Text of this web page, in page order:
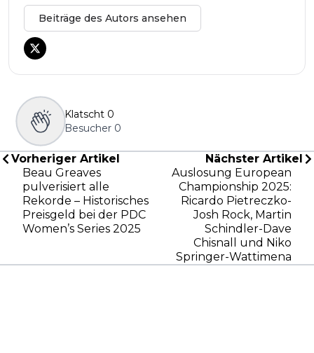
Beiträge des Autors ansehen
Klatscht 0
Besucher 0
Vorheriger Artikel
Beau Greaves
pulverisiert alle
Rekorde – Historisches
Preisgeld bei der PDC
Women’s Series 2025
Nächster Artikel
Auslosung European
Championship 2025:
Ricardo Pietreczko-
Josh Rock, Martin
Schindler-Dave
Chisnall und Niko
Springer-Wattimena